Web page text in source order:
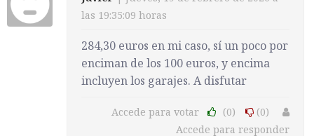
las 19:35:09 horas
284,30 euros en mi caso, sí un poco por
enciman de los 100 euros, y encima
incluyen los garajes. A disfutar
Accede para votar (0)
(0)
Accede para responder